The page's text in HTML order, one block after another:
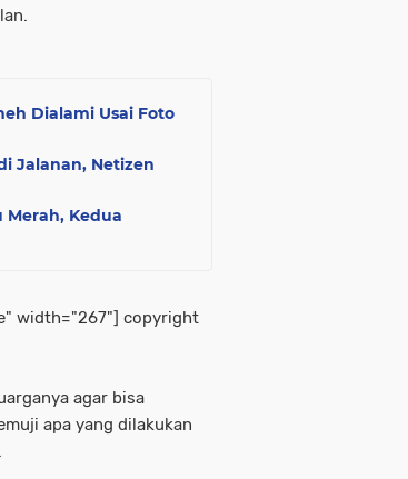
Dialami Usai Foto
Jalanan, Netizen
Merah, Kedua
width="267"] copyright
agar bisa
apa yang dilakukan